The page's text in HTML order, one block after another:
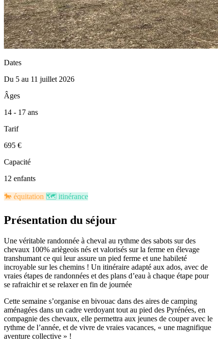
Dates
Du 5 au 11 juillet 2026
Âges
14 - 17 ans
Tarif
695 €
Capacité
12 enfants
🐎​ équitation 🗺️​ itinérance
Présentation du séjour
Une véritable randonnée à cheval au rythme des sabots sur des
chevaux 100% ariègeois nés et valorisés sur la ferme en élevage
transhumant ce qui leur assure un pied ferme et une habileté
incroyable sur les chemins ! Un itinéraire adapté aux ados, avec de
vraies étapes de randonnées et des plans d’eau à chaque étape pour
se rafraichir et se relaxer en fin de journée
Cette semaine s’organise en bivouac dans des aires de camping
aménagées dans un cadre verdoyant tout au pied des Pyrénées, en
compagnie des chevaux, elle permettra aux jeunes de couper avec le
rythme de l’année, et de vivre de vraies vacances, « une magnifique
aventure collective » !